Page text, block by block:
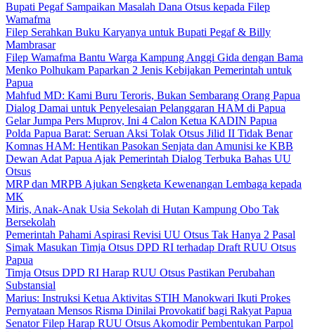
Bupati Pegaf Sampaikan Masalah Dana Otsus kepada Filep
Wamafma
Filep Serahkan Buku Karyanya untuk Bupati Pegaf & Billy
Mambrasar
Filep Wamafma Bantu Warga Kampung Anggi Gida dengan Bama
Menko Polhukam Paparkan 2 Jenis Kebijakan Pemerintah untuk
Papua
Mahfud MD: Kami Buru Teroris, Bukan Sembarang Orang Papua
Dialog Damai untuk Penyelesaian Pelanggaran HAM di Papua
Gelar Jumpa Pers Muprov, Ini 4 Calon Ketua KADIN Papua
Polda Papua Barat: Seruan Aksi Tolak Otsus Jilid II Tidak Benar
Komnas HAM: Hentikan Pasokan Senjata dan Amunisi ke KBB
Dewan Adat Papua Ajak Pemerintah Dialog Terbuka Bahas UU
Otsus
MRP dan MRPB Ajukan Sengketa Kewenangan Lembaga kepada
MK
Miris, Anak-Anak Usia Sekolah di Hutan Kampung Obo Tak
Bersekolah
Pemerintah Pahami Aspirasi Revisi UU Otsus Tak Hanya 2 Pasal
Simak Masukan Timja Otsus DPD RI terhadap Draft RUU Otsus
Papua
Timja Otsus DPD RI Harap RUU Otsus Pastikan Perubahan
Substansial
Marius: Instruksi Ketua Aktivitas STIH Manokwari Ikuti Prokes
Pernyataan Mensos Risma Dinilai Provokatif bagi Rakyat Papua
Senator Filep Harap RUU Otsus Akomodir Pembentukan Parpol